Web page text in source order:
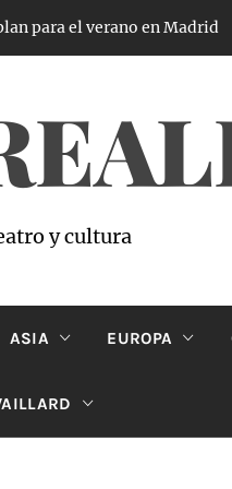
para el verano en Madrid
y cultura
ASIA EUROPA